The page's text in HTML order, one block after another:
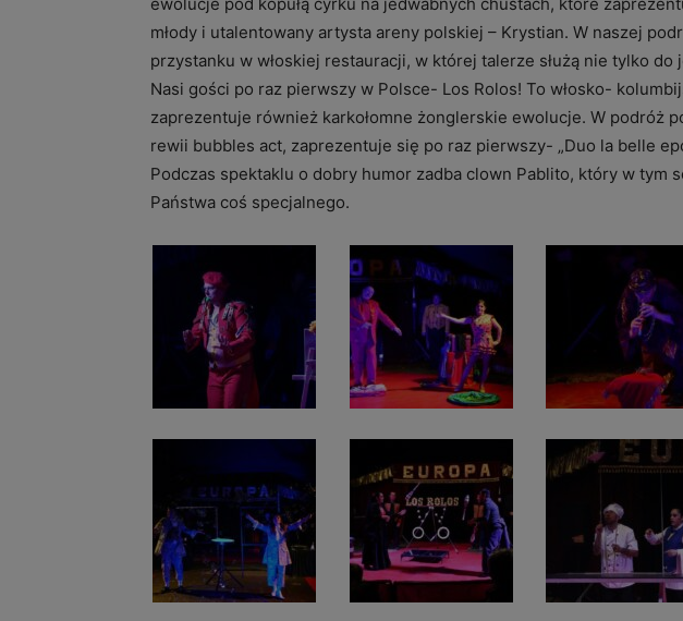
młody i utalentowany artysta areny polskiej – Krystian. W naszej
przystanku w włoskiej restauracji, w której talerze służą nie tylko do
Nasi gości po raz pierwszy w Polsce- Los Rolos! To włosko-
zaprezentuje również karkołomne żonglerskie ewolucje. W podróż
rewii bubbles act, zaprezentuje się po raz pierwszy- „Duo la belle
Podczas spektaklu o dobry humor zadba clown Pablito, który w tym
Państwa coś specjalnego.